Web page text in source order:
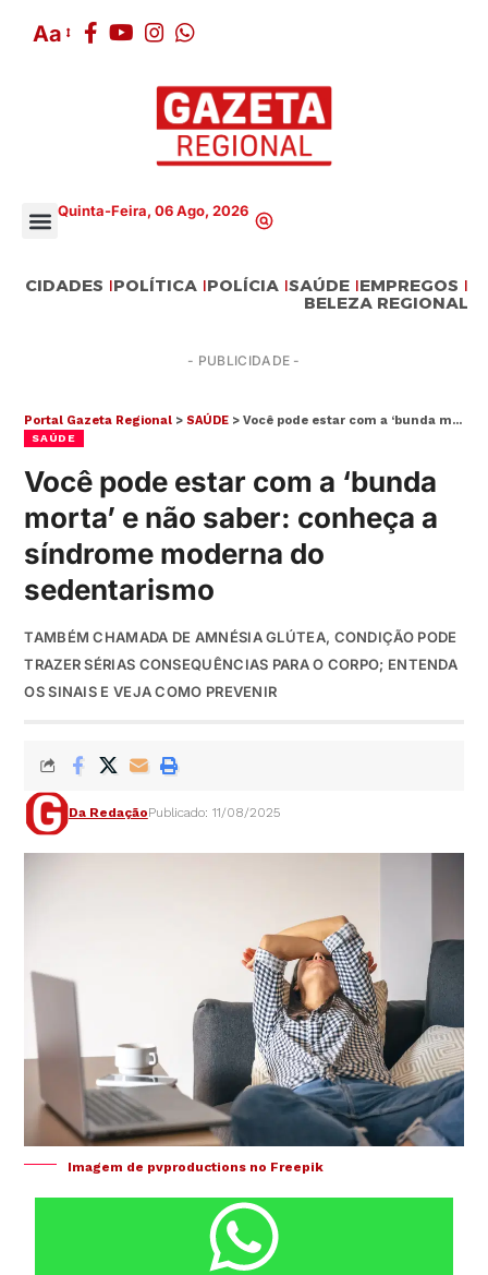
Aa
Quinta-Feira, 06 Ago, 2026
CIDADES POLÍTICA POLÍCIA SAÚDE EMPREGOS
BELEZA REGIONAL
- PUBLICIDADE -
Portal Gazeta Regional >SAÚDE >Você pode estar com a ‘bunda morta’ e não saber: conheça a síndrome moderna do sedentarismo
SAÚDE
Você pode estar com a ‘bunda
morta’ e não saber: conheça a
síndrome moderna do
sedentarismo
TAMBÉM CHAMADA DE AMNÉSIA GLÚTEA, CONDIÇÃO PODE
TRAZER SÉRIAS CONSEQUÊNCIAS PARA O CORPO; ENTENDA
OS SINAIS E VEJA COMO PREVENIR
Da RedaçãoPublicado: 11/08/2025
Imagem de pvproductions no Freepik